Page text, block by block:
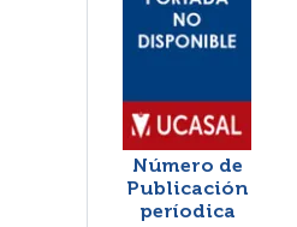
Número de
Publicación
períodica